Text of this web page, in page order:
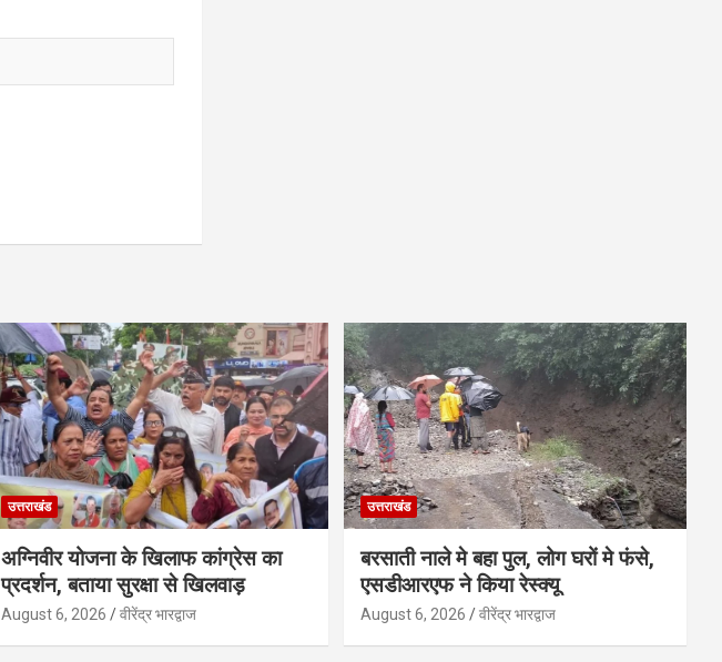
उत्तराखंड
अग्निवीर योजना के खिलाफ कांग्रेस का
प्रदर्शन, बताया सुरक्षा से खिलवाड़
August 6, 2026 वीरेंद्र भारद्वाज
उत्तराखंड
बरसाती नाले मे बहा पुल, लोग घरों मे फंसे,
एसडीआरएफ ने किया रेस्क्यू
August 6, 2026 वीरेंद्र भारद्वाज